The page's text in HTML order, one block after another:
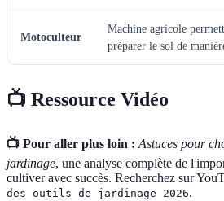
Motoculteur
Machine agricole
préparer le sol de
📺 Ressource Vidéo
📺 Pour aller plus loin : Astuces pour
jardinage, une analyse complète de
cultiver avec succès. Recherchez sur
des outils de jardinage 2026.